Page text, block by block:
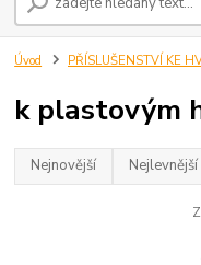
Úvod PŘÍSLUŠENSTVÍ KE
k plastovým
Nejnovější Nejlevnější